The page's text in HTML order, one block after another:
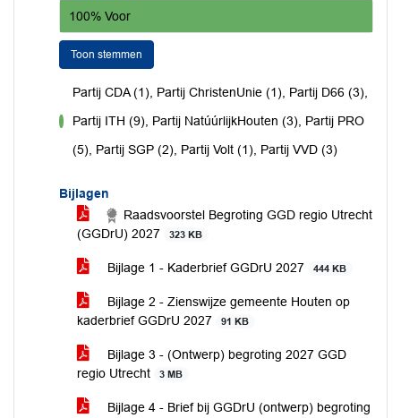
100% Voor
Toon stemmen
Partij CDA (1), Partij ChristenUnie (1), Partij D66 (3),
Partij ITH (9), Partij NatúúrlijkHouten (3), Partij PRO
(5), Partij SGP (2), Partij Volt (1), Partij VVD (3)
Bijlagen
Raadsvoorstel Begroting GGD regio Utrecht
(GGDrU) 2027
323 KB
Bijlage 1 - Kaderbrief GGDrU 2027 444 KB
Bijlage 2 - Zienswijze gemeente Houten op
kaderbrief GGDrU 2027
91 KB
Bijlage 3 - (Ontwerp) begroting 2027 GGD
regio Utrecht
3 MB
Bijlage 4 - Brief bij GGDrU (ontwerp) begroting